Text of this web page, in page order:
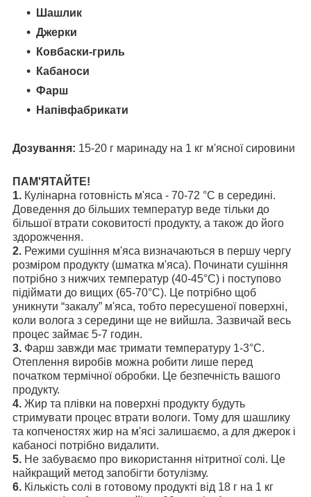
Шашлик
Джерки
Ковбаски-гриль
Кабаноси
Фарш
Напівфабрикати
Дозування: 15-20 г маринаду на 1 кг м'ясної сировини
ПАМ'ЯТАЙТЕ!
1. Кулінарна готовність м'яса - 70-72 °С в середині.
Доведення до більших температур веде тільки до
більшої втрати соковитості продукту, а також до його
здорожчення.
2. Режими сушіння м'яса визначаються в першу чергу
розміром продукту (шматка м'яса). Починати сушіння
потрібно з нижчих температур (40-45°С) і поступово
підіймати до вищих (65-70°С). Це потрібно щоб
уникнути “закалу” м'яса, тобто пересушеної поверхні,
коли волога з середини ще не вийшла. Зазвичай весь
процес займає 5-7 годин.
3. Фарш завжди має тримати температуру 1-3°С.
Отеплення виробів можна робити лише перед
початком термічної обробки. Це безпечність вашого
продукту.
4. Жир та плівки на поверхні продукту будуть
стримувати процес втрати вологи. Тому для шашлику
та копченостях жир на м'ясі залишаємо, а для джерок і
кабаносі потрібно видалити.
5. Не забуваємо про використання нітритної солі. Це
найкращий метод запобігти ботулізму.
6. Кількість солі в готовому продукті від 18 г на 1 кг